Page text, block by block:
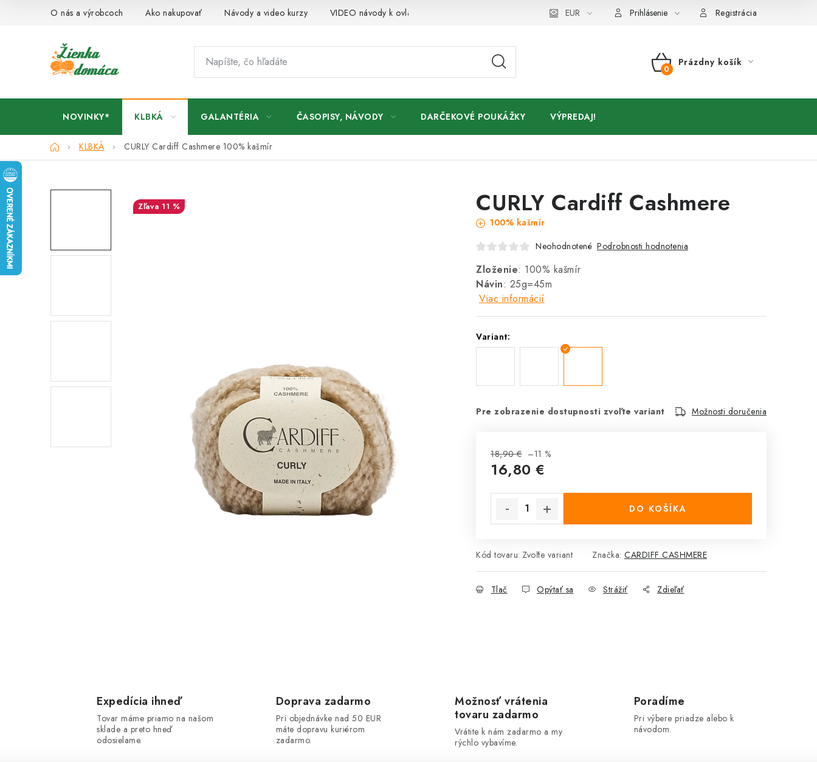
O nás a výrobcoch Ako nakupovať Návody a video kurzy VIDEO návody k ovládaniu e-shopu KontaktyEUR Prihlásenie Registrácia
NÁKUPNÝ
Prázdny košík
NOVINKY* KLBKÁ GALANTÉRIA ČASOPISY, NÁVODY DARČEKOVÉ POUKÁŽKY VÝPREDAJ!
DomovKLBKÁ CURLY Cardiff Cashmere 100% kašmír
CURLY Cardiff Cashmere
100% kašmír
Neohodnotené Podrobnosti hodnotenia
Zloženie: 100% kašmír
Návin: 25g=45m
Viac informácií
Variant:
Pre zobrazenie dostupnosti zvoľte variant Možnosti doručenia
18,90 € –11 %
16,80 €
DO KOŠÍKA
Kód tovaru: Zvoľte variant Značka: CARDIFF CASHMERE
Tlač Opýtať sa Strážiť Zdieľať
11 %
Expedícia ihneď
Tovar máme priamo na našom
sklade a preto hneď
odosielame.
Doprava zadarmo
Pri objednávke nad 50 EUR
máte dopravu kuriérom
zadarmo.
Možnosť vrátenia
tovaru zadarmo
Vrátite k nám zadarmo a my
rýchlo vybavíme.
Poradíme
Pri výbere priadze alebo k
návodom.